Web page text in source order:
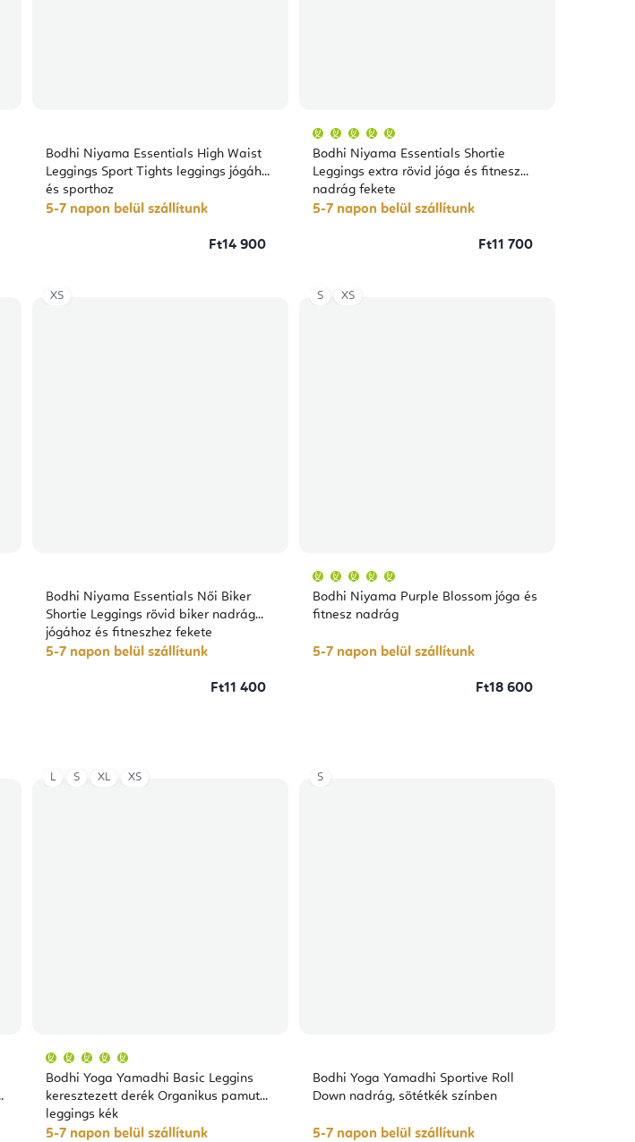
Bodhi Niyama Essentials High Waist
Leggings Sport Tights leggings jógához
és sporthoz
5-7 napon belül szállítunk
Ft14 900
Bodhi Niyama Essentials Shortie
Leggings extra rövid jóga és fitnesz
nadrág fekete
átlagos
értékelése
5-
csillag.
5-7 napon belül szállítunk
Ft11 700
Bodhi Niyama Essentials Női Biker
Shortie Leggings rövid biker nadrág
jógához és fitneszhez fekete
5-7 napon belül szállítunk
Ft11 400
XS
Bodhi Niyama Purple Blossom jóga és
fitnesz nadrág
átlagos
értékelése
5-
ből
csillag.
5-7 napon belül szállítunk
Ft18 600
S XS
Bodhi Yoga Yamadhi Basic Leggins
keresztezett derék Organikus pamut
leggings kék
átlagos
értékelése
5-
csillag.
5-7 napon belül szállítunk
L S XL XS
Bodhi Yoga Yamadhi Sportive Roll
Down nadrág, sötétkék színben
5-7 napon belül szállítunk
S